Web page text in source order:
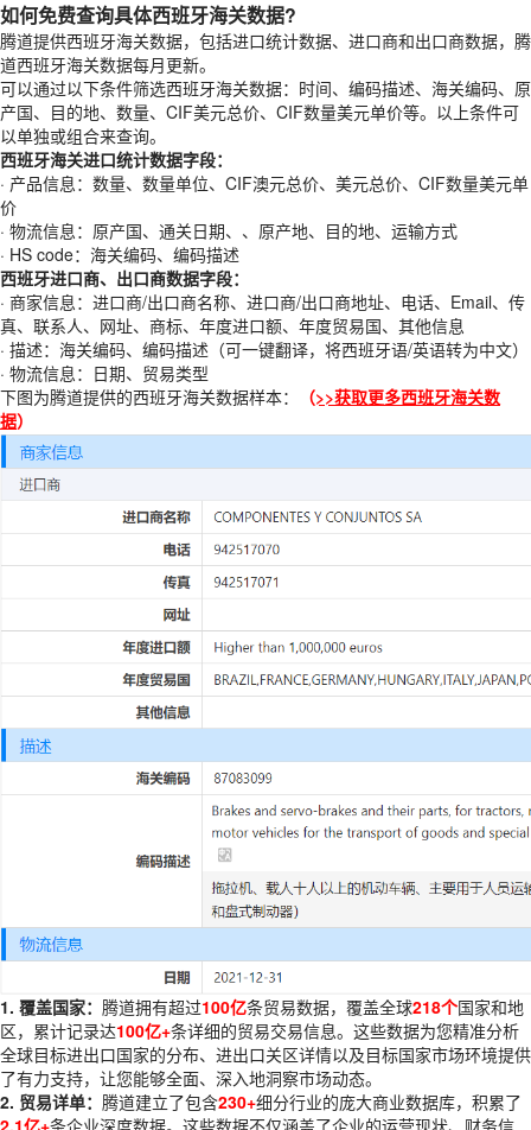
如何免费查询具体西班牙海关数据?
腾道提供西班牙海关数据，包括进口统计数据、进口商和出口商数据，腾
道西班牙海关数据每月更新。
可以通过以下条件筛选西班牙海关数据：时间、编码描述、海关编码、原
产国、目的地、数量、CIF美元总价、CIF数量美元单价等。以上条件可
以单独或组合来查询。
西班牙海关进口统计数据字段：
· 产品信息：数量、数量单位、CIF澳元总价、美元总价、CIF数量美元单
价
· 物流信息：原产国、通关日期、、原产地、目的地、运输方式
· HS code：海关编码、编码描述
西班牙进口商、出口商数据字段：
· 商家信息：进口商/出口商名称、进口商/出口商地址、电话、Email、传
真、联系人、网址、商标、年度进口额、年度贸易国、其他信息
· 描述：海关编码、编码描述（可一键翻译，将西班牙语/英语转为中文）
· 物流信息：日期、贸易类型
下图为腾道提供的西班牙海关数据样本：
（>>获取更多西班牙海关数
据）
1. 覆盖国家： 腾道拥有超过100亿条贸易数据，覆盖全球218个国家和地
区，累计记录达100亿+条详细的贸易交易信息。这些数据为您精准分析
全球目标进出口国家的分布、进出口关区详情以及目标国家市场环境提供
了有力支持，让您能够全面、深入地洞察市场动态。
2. 贸易详单： 腾道建立了包含230+细分行业的庞大商业数据库，积累了